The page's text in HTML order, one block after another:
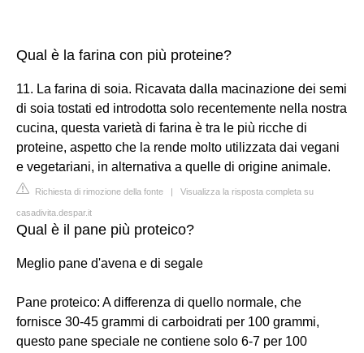
Qual è la farina con più proteine?
11. La farina di soia. Ricavata dalla macinazione dei semi
di soia tostati ed introdotta solo recentemente nella nostra
cucina, questa varietà di farina è tra le più ricche di
proteine, aspetto che la rende molto utilizzata dai vegani
e vegetariani, in alternativa a quelle di origine animale.
Richiesta di rimozione della fonte | Visualizza la risposta completa su
casadivita.despar.it
Qual è il pane più proteico?
Meglio pane d'avena e di segale
Pane proteico: A differenza di quello normale, che
fornisce 30-45 grammi di carboidrati per 100 grammi,
questo pane speciale ne contiene solo 6-7 per 100